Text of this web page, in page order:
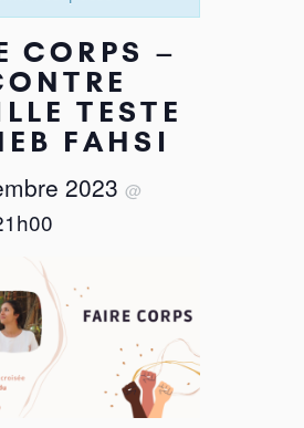
CORPS –
TESTE
FAHSI
2023 @